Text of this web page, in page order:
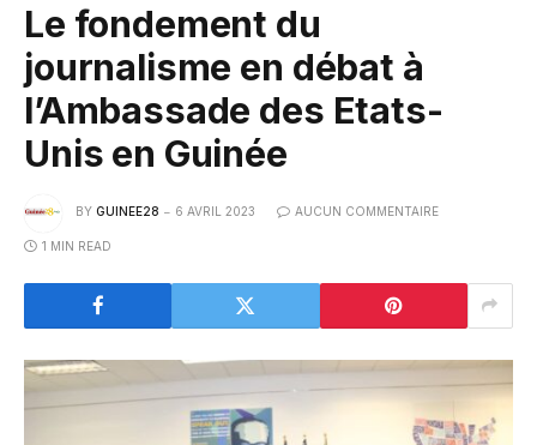
Le fondement du
journalisme en débat à
l’Ambassade des Etats-
Unis en Guinée
BY GUINEE28 6 AVRIL 2023 AUCUN COMMENTAIRE
1 MIN READ